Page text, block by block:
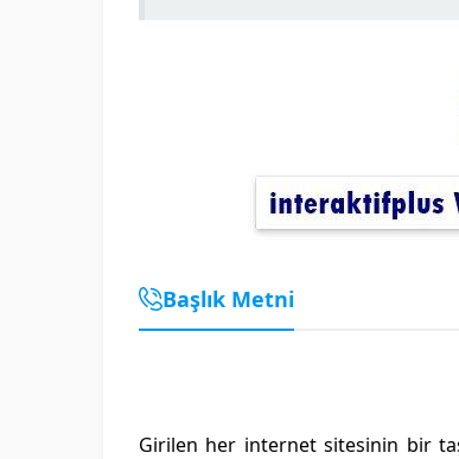
Başlık Metni
Girilen her internet sitesinin bir